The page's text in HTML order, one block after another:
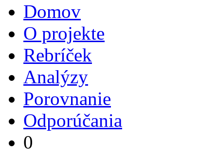
Domov
O projekte
Rebríček
Analýzy
Porovnanie
Odporúčania
0